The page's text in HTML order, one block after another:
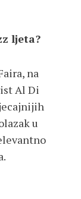
ljeta?
na
Al Di
u